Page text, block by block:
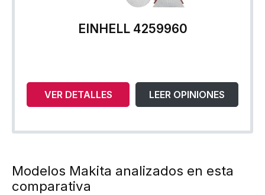
EINHELL 4259960
VER DETALLES LEER OPINIONES
Modelos Makita analizados en esta
comparativa